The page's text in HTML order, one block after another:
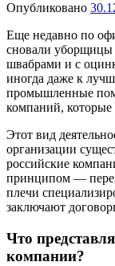
Опубликовано
Еще недавно по
сновали уборщицы
швабрами и с
иногда даже к
промышленные
компаний,
Этот вид
организации
российские
принципом —
плечи
заключают
Что
компании?